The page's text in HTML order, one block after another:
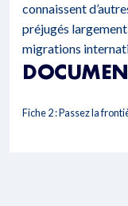
connaissent
préjugés
migrations
Fiche 2 : Passez la